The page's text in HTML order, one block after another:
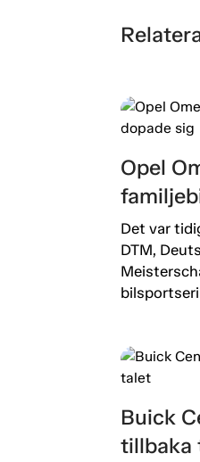
Opel
Det var
DTM,
Buick
tillbaka